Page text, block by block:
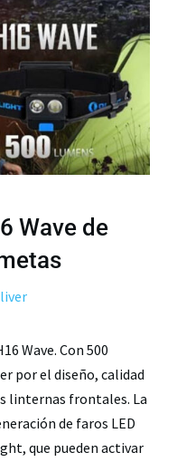
Wave de
Wave. Con 500
por el diseño, calidad
linternas frontales. La
de faros LED
que pueden activar